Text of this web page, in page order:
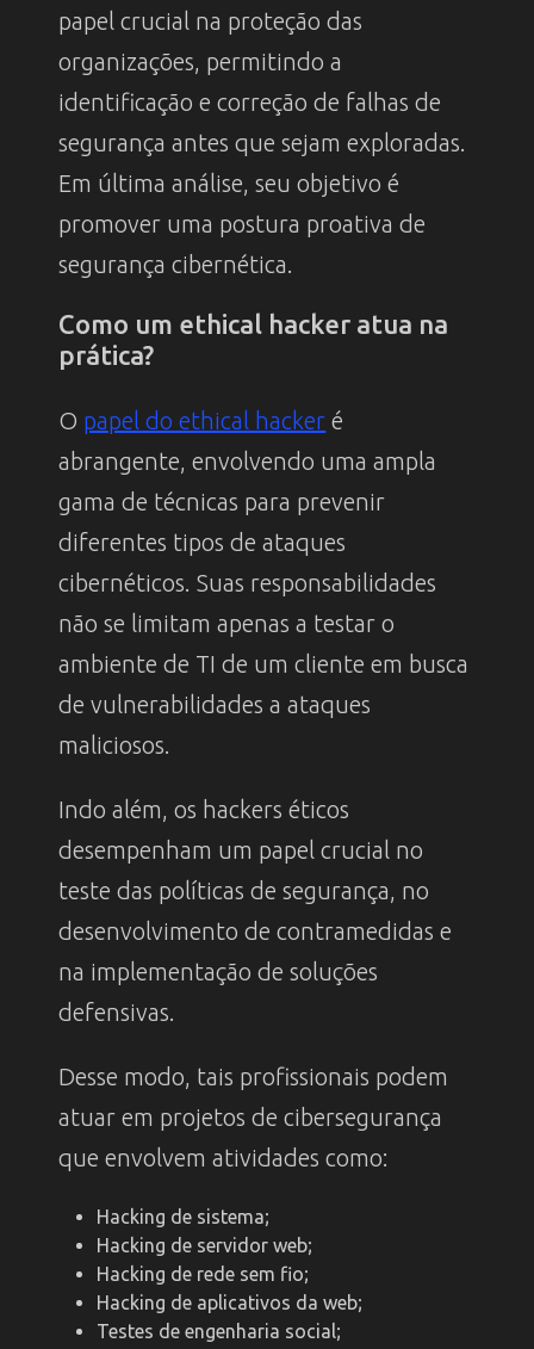
papel crucial na proteção das
organizações, permitindo a
identificação e correção de falhas de
segurança antes que sejam exploradas.
Em última análise, seu objetivo é
promover uma postura proativa de
segurança cibernética.
Como um ethical hacker atua na
prática?
O papel do ethical hacker é
abrangente, envolvendo uma ampla
gama de técnicas para prevenir
diferentes tipos de ataques
cibernéticos. Suas responsabilidades
não se limitam apenas a testar o
ambiente de TI de um cliente em busca
de vulnerabilidades a ataques
maliciosos.
Indo além, os hackers éticos
desempenham um papel crucial no
teste das políticas de segurança, no
desenvolvimento de contramedidas e
na implementação de soluções
defensivas.
Desse modo, tais profissionais podem
atuar em projetos de cibersegurança
que envolvem atividades como:
Hacking de sistema;
Hacking de servidor web;
Hacking de rede sem fio;
Hacking de aplicativos da web;
Testes de engenharia social;